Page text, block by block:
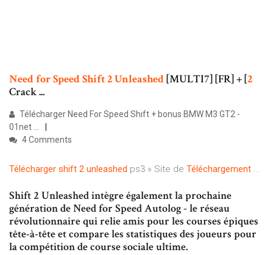
NeedforSpeedShift2Unleashed[MULTI7] [FR] + [2
Crack ...
Télécharger Need For Speed Shift + bonus BMW M3 GT2 -
01net ...
4 Comments
Télécharger shift 2 unleashed ps3 » Site de Téléchargement ...
Shift 2 Unleashed intègre également la prochaine
génération de Need for Speed Autolog - le réseau
révolutionnaire qui relie amis pour les courses épiques
tête-à-tête et compare les statistiques des joueurs pour
la compétition de course sociale ultime.